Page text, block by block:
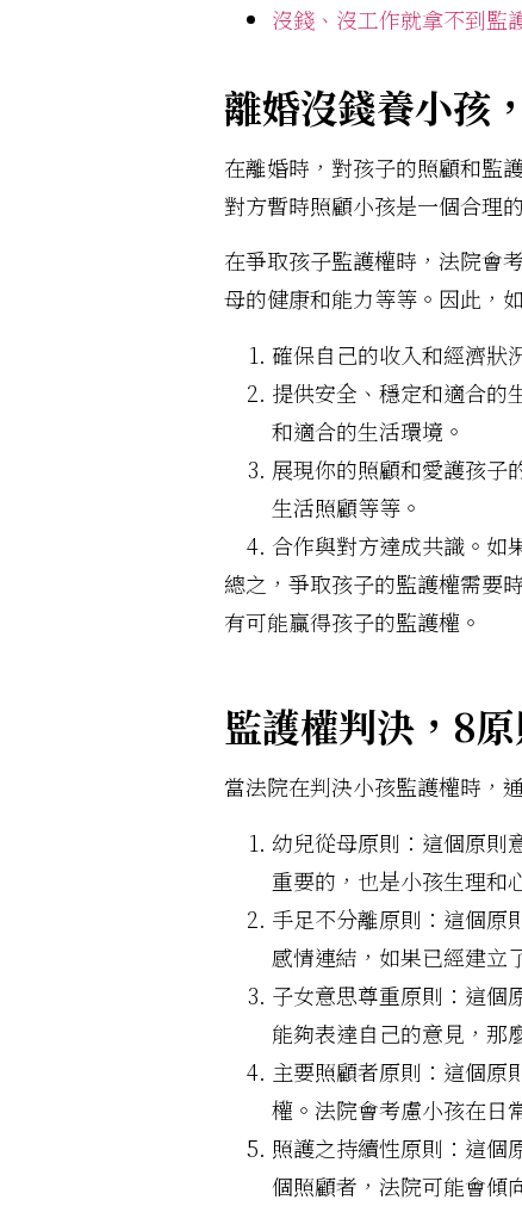
沒錢、沒工作就拿不到監
離婚沒錢養小孩
在離婚時，對孩子的照顧和監
對方暫時照顧小孩是一個合理
在爭取孩子監護權時，法院會
母的健康和能力等等。因此，
確保自己的收入和經濟狀
提供安全、穩定和適合的
和適合的生活環境。
展現你的照顧和愛護孩子
生活照顧等等。
合作與對方達成共識。如
總之，爭取孩子的監護權需要
有可能贏得孩子的監護權。
監護權判決，8
當法院在判決小孩監護權時，
幼兒從母原則：這個原則
重要的，也是小孩生理和
手足不分離原則：這個原
感情連結，如果已經建立
子女意思尊重原則：這個
能夠表達自己的意見，那
主要照顧者原則：這個原
權。法院會考慮小孩在日
照護之持續性原則：這個
個照顧者，法院可能會傾